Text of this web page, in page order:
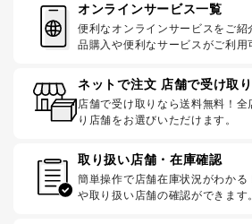
オンラインサービス一覧
便利なオンラインサービスをご
品購入や便利なサービスがご利用
ネットで注文 店舗で受け取り
店舗で受け取りなら送料無料！全
り店舗をお選びいただけます。
取り扱い店舗・在庫確認
簡単操作で店舗在庫状況がわかる
や取り扱い店舗の確認ができます